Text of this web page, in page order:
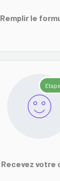
Remplir le
Recevez votre